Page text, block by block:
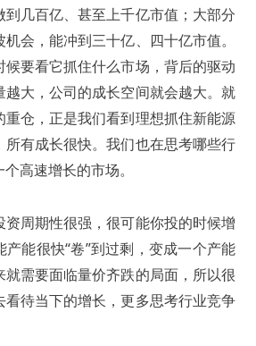
几百亿、甚至上千亿市值；大部分
会，能冲到三十亿、四十亿市值。
候要看它抓住什么市场，背后的驱动
越大，公司的成长空间就会越大。就
仓，正是我们看到理想抓住新能源
有成长很快。我们也在思考哪些行
高速增长的市场。
周期性很强，很可能你投的时候增
能很快“卷”到过剩，变成一个产能
就需要面临量价齐跌的局面，所以很
看待当下的增长，更多思考行业竞争